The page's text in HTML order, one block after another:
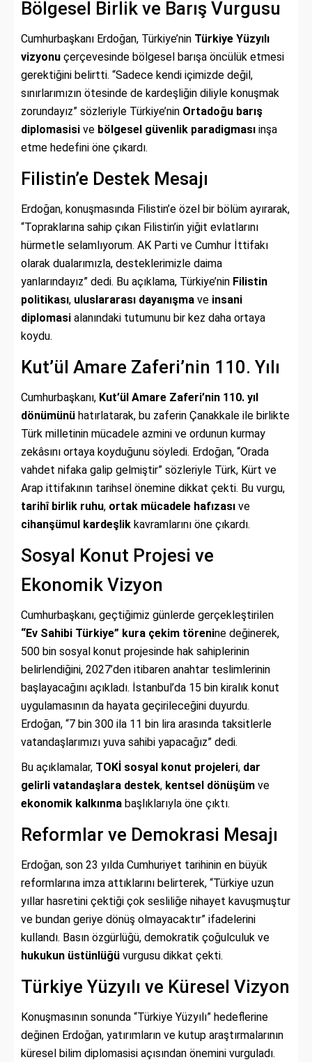
Bölgesel Birlik ve Barış Vurgusu
Cumhurbaşkanı Erdoğan, Türkiye’nin Türkiye Yüzyılı
vizyonu çerçevesinde bölgesel barışa öncülük etmesi
gerektiğini belirtti. “Sadece kendi içimizde değil,
sınırlarımızın ötesinde de kardeşliğin diliyle konuşmak
zorundayız” sözleriyle Türkiye’nin Ortadoğu barış
diplomasisi ve bölgesel güvenlik paradigması inşa
etme hedefini öne çıkardı.
Filistin’e Destek Mesajı
Erdoğan, konuşmasında Filistin’e özel bir bölüm ayırarak,
“Topraklarına sahip çıkan Filistin’in yiğit evlatlarını
hürmetle selamlıyorum. AK Parti ve Cumhur İttifakı
olarak dualarımızla, desteklerimizle daima
yanlarındayız” dedi. Bu açıklama, Türkiye’nin Filistin
politikası, uluslararası dayanışma ve insani
diplomasi alanındaki tutumunu bir kez daha ortaya
koydu.
Kut’ül Amare Zaferi’nin 110. Yılı
Cumhurbaşkanı, Kut’ül Amare Zaferi’nin 110. yıl
dönümünü hatırlatarak, bu zaferin Çanakkale ile birlikte
Türk milletinin mücadele azmini ve ordunun kurmay
zekâsını ortaya koyduğunu söyledi. Erdoğan, “Orada
vahdet nifaka galip gelmiştir” sözleriyle Türk, Kürt ve
Arap ittifakının tarihsel önemine dikkat çekti. Bu vurgu,
tarihî birlik ruhu, ortak mücadele hafızası ve
cihanşümul kardeşlik kavramlarını öne çıkardı.
Sosyal Konut Projesi ve
Ekonomik Vizyon
Cumhurbaşkanı, geçtiğimiz günlerde gerçekleştirilen
“Ev Sahibi Türkiye” kura çekim törenine değinerek,
500 bin sosyal konut projesinde hak sahiplerinin
belirlendiğini, 2027’den itibaren anahtar teslimlerinin
başlayacağını açıkladı. İstanbul’da 15 bin kiralık konut
uygulamasının da hayata geçirileceğini duyurdu.
Erdoğan, “7 bin 300 ila 11 bin lira arasında taksitlerle
vatandaşlarımızı yuva sahibi yapacağız” dedi.
Bu açıklamalar, TOKİ sosyal konut projeleri, dar
gelirli vatandaşlara destek, kentsel dönüşüm ve
ekonomik kalkınma başlıklarıyla öne çıktı.
Reformlar ve Demokrasi Mesajı
Erdoğan, son 23 yılda Cumhuriyet tarihinin en büyük
reformlarına imza attıklarını belirterek, “Türkiye uzun
yıllar hasretini çektiği çok sesliliğe nihayet kavuşmuştur
ve bundan geriye dönüş olmayacaktır” ifadelerini
kullandı. Basın özgürlüğü, demokratik çoğulculuk ve
hukukun üstünlüğü vurgusu dikkat çekti.
Türkiye Yüzyılı ve Küresel Vizyon
Konuşmasının sonunda “Türkiye Yüzyılı” hedeflerine
değinen Erdoğan, yatırımların ve kutup araştırmalarının
küresel bilim diplomasisi açısından önemini vurguladı.